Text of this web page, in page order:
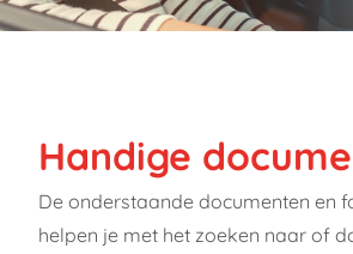
Handige
De onderstaande documenten en
helpen je met het zoeken naar of